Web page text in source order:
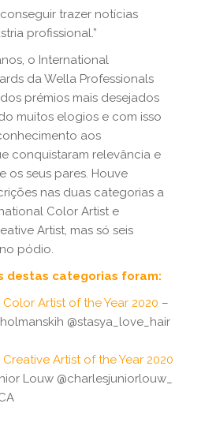
trazer notícias
profissional.”
o International
da Wella Professionals
prémios mais desejados
muitos elogios e com isso
aos
conquistaram relevância e
os seus pares. Houve
nas duas categorias a
Color Artist e
Artist, mas só seis
pódio.
destas categorias foram:
Artist of the Year 2020 –
@stasya_love_hair
Artist of the Year 2020
Louw @charlesjuniorlouw_